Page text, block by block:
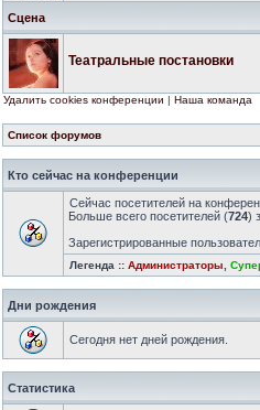
Сцена
Театральные постановки
Удалить cookies конференции | Наша команда
Список форумов
Кто сейчас на конференции
Сейчас посетителей на
Больше всего посетителей (724)
Зарегистрированные
Легенда :: Администраторы
Дни рождения
Сегодня нет дней рождения.
Статистика